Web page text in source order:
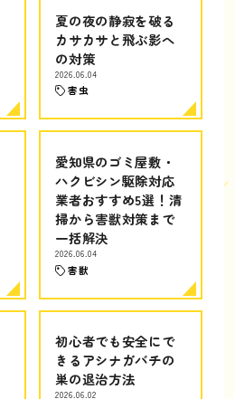
夏の夜の静寂を破る
カサカサと飛ぶ影へ
の対策
2026.06.04
害虫
愛知県のゴミ屋敷・
ハクビシン駆除対応
業者おすすめ5選！清
掃から害獣対策まで
一括解決
2026.06.04
害獣
初心者でも安全にで
きるアシナガバチの
巣の退治方法
2026.06.02